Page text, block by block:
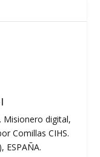
Misionero digital,
Comillas CIHS.
ESPAÑA.